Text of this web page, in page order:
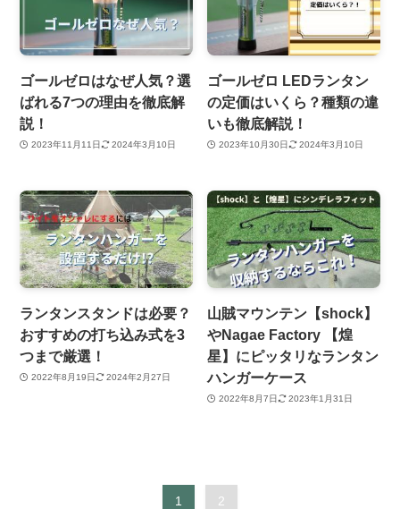
ゴールゼロはなぜ人気？選
ばれる7つの理由を徹底解
説！
2023年11月11日 2024年3月10日
ゴールゼロ LEDランタン
の定価はいくら？種類の違
いも徹底解説！
2023年10月30日 2024年3月10日
ランタンスタンドは必要？
おすすめの打ち込み式を3
つまで厳選！
2022年8月19日 2024年2月27日
山賊マウンテン【shock】
やNagae Factory 【煌
星】にピッタリなランタン
ハンガーケース
2022年8月7日 2023年1月31日
1 2